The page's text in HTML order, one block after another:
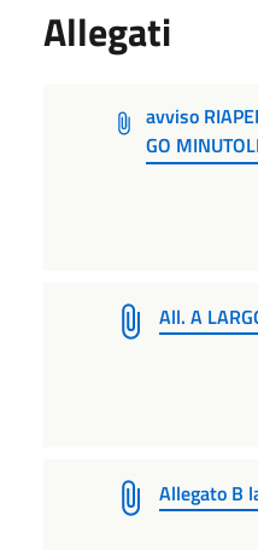
Allegati
avviso
GO
All. A
Allegato B